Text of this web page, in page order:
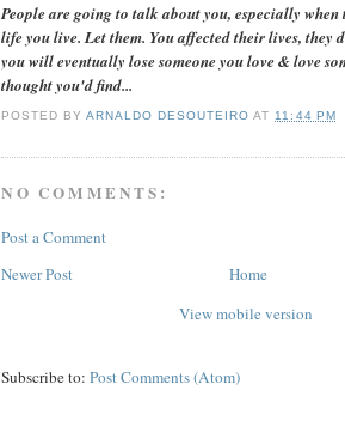
People are going to talk about you, especially when
life you live. Let them. You affected their lives, they
you will eventually lose someone you love & love
thought you'd find...
POSTED BYARNALDO DESOUTEIRO AT11:44 PM
NO COMMENTS:
Post a Comment
Newer Post
Home
View mobile version
Subscribe to: Post Comments (Atom)